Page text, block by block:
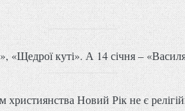
«Щедрої куті». А 14 січня –
християнства Новий Рік не є